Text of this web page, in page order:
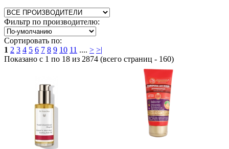
Фильтр по производителю:
Сортировать по:
1 2 3 4 5 6 7 8 9 10 11 .... > >|
Показано с 1 по 18 из 2874 (всего страниц - 160)